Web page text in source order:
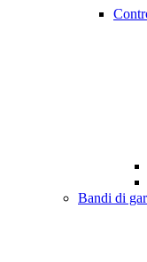
Bandi di